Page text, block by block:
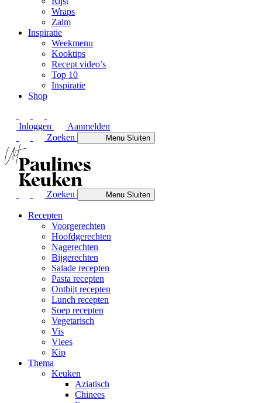
Wraps
Zalm
Inspiratie
Weekmenu
Kooktips
Recept video’s
Top 10
Inspiratie
Shop
Inloggen
Aanmelden
Zoeken
MenuSluiten
Zoeken MenuSluiten
Recepten
Voorgerechten
Hoofdgerechten
Nagerechten
Bijgerechten
Salade recepten
Pasta recepten
Ontbijt recepten
Lunch recepten
Soep recepten
Vegetarisch
Vis
Vlees
Kip
Thema
Keuken
Aziatisch
Chinees